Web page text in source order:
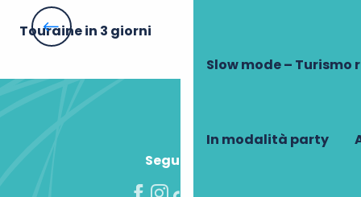
Slow mode – Turismo
In modalità party
Touraine in 3 giorni
Seguiteci!